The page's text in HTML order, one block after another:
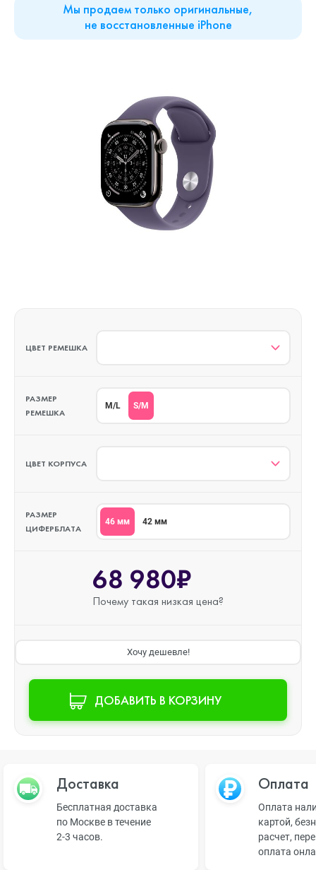
Мы продаем только оригинальные,
не восстановленные iPhone
ЦВЕТ РЕМЕШКА
РАЗМЕР
РЕМЕШКА
M/L S/M
ЦВЕТ КОРПУСА
РАЗМЕР
ЦИФЕРБЛАТА
46 мм 42 мм
68 980₽
Почему такая низкая цена?
Хочу дешевле!
ДОБАВИТЬ В КОРЗИНУ
Доставка
Бесплатная доставка
по Москве в течение
2-3 часов.
Оплата
Оплата
картой,
расчет,
оплата